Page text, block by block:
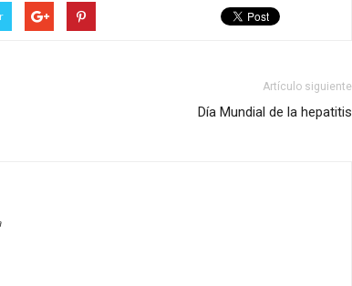
Artículo siguiente
Día Mundial de la hepatitis